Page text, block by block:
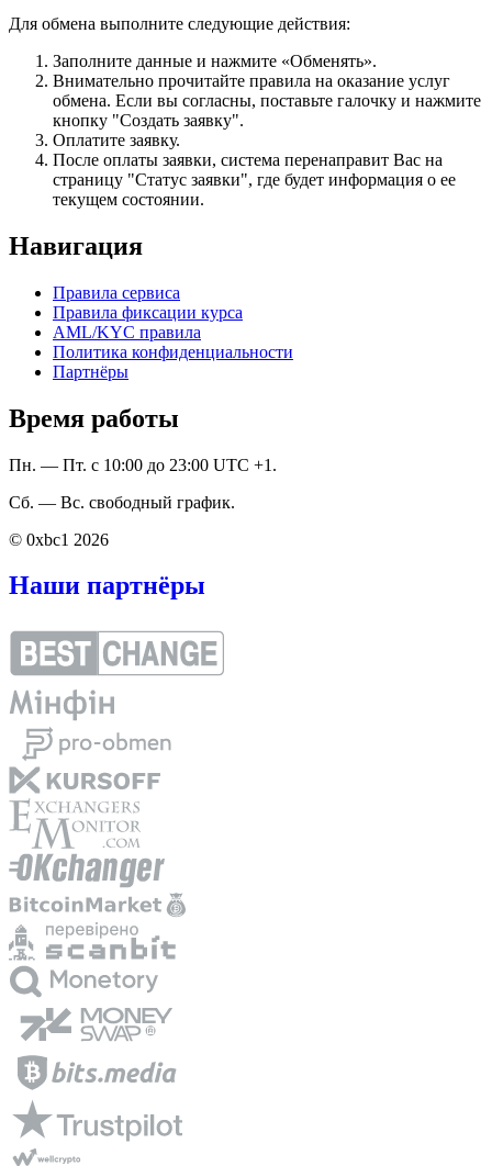
Для обмена выполните следующие действия:
Заполните данные и нажмите «Обменять».
Внимательно прочитайте правила на оказание услуг
обмена. Если вы согласны, поставьте галочку и нажмите
кнопку "Создать заявку".
Оплатите заявку.
После оплаты заявки, система перенаправит Вас на
страницу "Статус заявки", где будет информация о ее
текущем состоянии.
Навигация
Правила сервиса
Правила фиксации курса
AML/KYC правила
Политика конфиденциальности
Партнёры
Время работы
Пн. — Пт. с 10:00 до 23:00 UTC +1.
Сб. — Вс. свободный график.
© 0xbc1 2026
Наши партнёры